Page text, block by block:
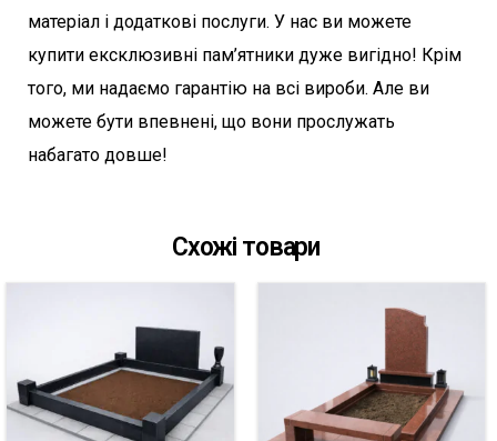
матеріал і додаткові послуги. У нас ви можете
купити ексклюзивні пам’ятники дуже вигідно! Крім
того, ми надаємо гарантію на всі вироби. Але ви
можете бути впевнені, що вони прослужать
набагато довше!
Схожі товари